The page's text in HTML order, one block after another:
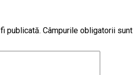
publicată. Câmpurile obligatorii sunt